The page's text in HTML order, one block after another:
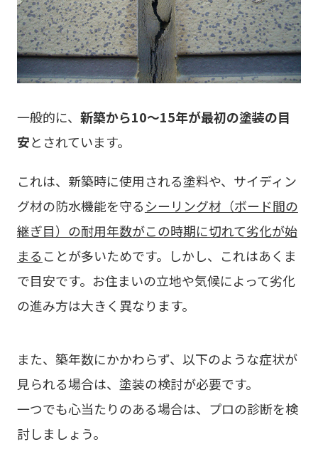
一般的に、 新築から10〜15年が最初の塗装の目
安とされています。
これは、新築時に使用される塗料や、サイディン
グ材の防水機能を守るシーリング材（ボード間の
継ぎ目）の耐用年数がこの時期に切れて劣化が始
まる ことが多いためです。しかし、これはあくま
で目安です。お住まいの立地や気候によって劣化
の進み方は大きく異なります。
また、築年数にかかわらず、以下のような症状が
見られる場合は、塗装の検討が必要です。
一つでも心当たりのある場合は、プロの診断を検
討しましょう。